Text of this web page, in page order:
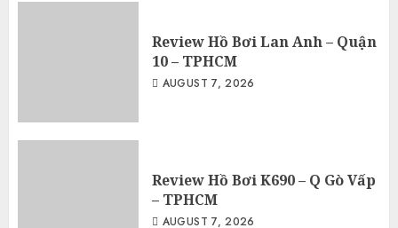
Review Hồ Bơi Lan Anh – Quận
10 – TPHCM
AUGUST 7, 2026
Review Hồ Bơi K690 – Q Gò Vấp
– TPHCM
AUGUST 7, 2026